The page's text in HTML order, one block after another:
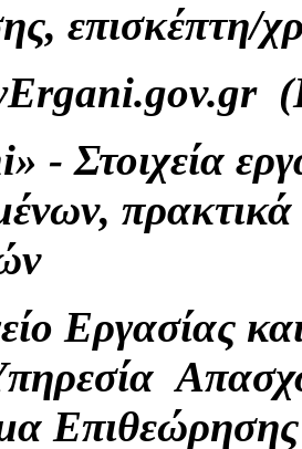
επισκέπτη/
- Στοιχεία
Εργασίας